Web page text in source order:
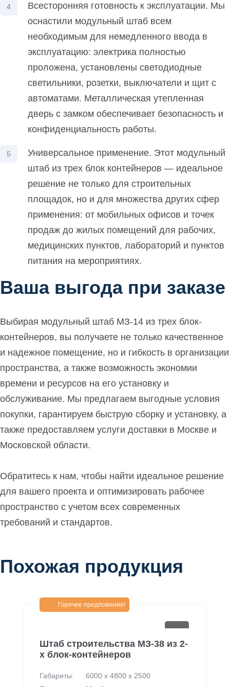
Всесторонняя готовность к эксплуатации. Мы
оснастили модульный штаб всем
необходимым для немедленного ввода в
эксплуатацию: электрика полностью
проложена, установлены светодиодные
светильники, розетки, выключатели и щит с
автоматами. Металлическая утепленная
дверь с замком обеспечивает безопасность и
конфиденциальность работы.
Универсальное применение. Этот модульный
штаб из трех блок контейнеров — идеальное
решение не только для строительных
площадок, но и для множества других сфер
применения: от мобильных офисов и точек
продаж до жилых помещений для рабочих,
медицинских пунктов, лабораторий и пунктов
питания на мероприятиях.
Ваша выгода при заказе
Выбирая модульный штаб МЗ-14 из трех блок-
контейнеров, вы получаете не только качественное
и надежное помещение, но и гибкость в организации
пространства, а также возможность экономии
времени и ресурсов на его установку и
обслуживание. Мы предлагаем выгодные условия
покупки, гарантируем быструю сборку и установку, а
также предоставляем услуги доставки в Москве и
Московской области.
Обратитесь к нам, чтобы найти идеальное решение
для вашего проекта и оптимизировать рабочее
пространство с учетом всех современных
требований и стандартов.
Похожая продукция
Горячее предложение!
Штаб строительства МЗ-38 из 2-
х блок-контейнеров
Габариты:
6000 х 4800 х 2500